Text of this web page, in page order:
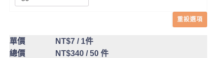
重設選項
單價 NT$7/ 1件
總價
NT$340/ 50 件